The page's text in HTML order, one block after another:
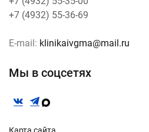
+7 (4932) 55-36-69
E-mail: klinikaivgma@mail.ru
Мы в соцсетях